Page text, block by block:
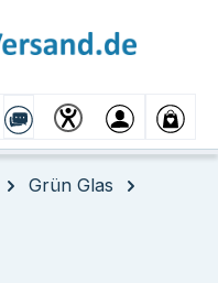
Grün Glas